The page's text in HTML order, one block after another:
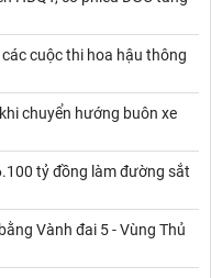
cuộc thi hoa hậu thông
chuyển hướng buôn xe
tỷ đồng làm đường sắt
Vành đai 5 - Vùng Thủ